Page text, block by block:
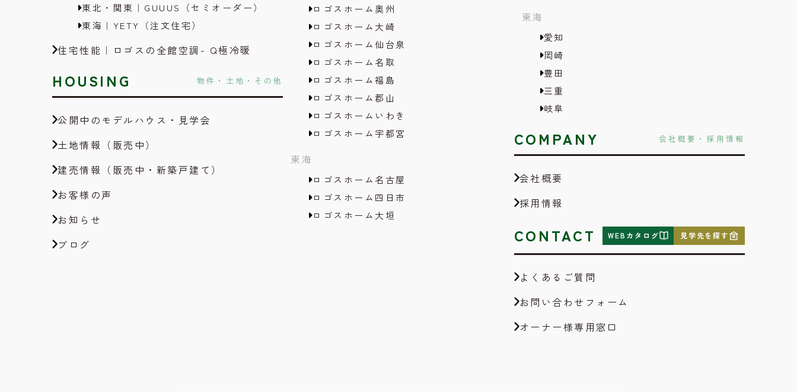
東北・関東｜GUUUS（セミオーダー）
東海｜YETY（注文住宅）
住宅性能｜ロゴスの全館空調- Q極冷暖
HOUSING 物件・土地・その他
公開中のモデルハウス・見学会
土地情報（販売中）
建売情報（販売中・新築戸建て）
お客様の声
お知らせ
ブログ
ロゴスホーム奥州
ロゴスホーム大崎
ロゴスホーム仙台泉
ロゴスホーム名取
ロゴスホーム福島
ロゴスホーム郡山
ロゴスホームいわき
ロゴスホーム宇都宮
東海
ロゴスホーム名古屋
ロゴスホーム四日市
ロゴスホーム大垣
東海
愛知
岡崎
豊田
三重
岐阜
COMPANY 会社概要・採用情報
会社概要
採用情報
CONTACT WEBカタログ 見学先を探す
よくあるご質問
お問い合わせフォーム
オーナー様専用窓口